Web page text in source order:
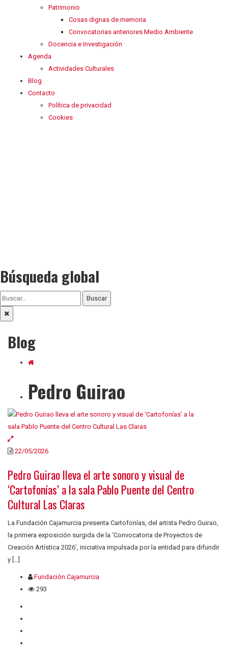
Patrimonio
Cosas dignas de memoria
Convocatorias anteriores Medio Ambiente
Docencia e Investigación
Agenda
Actividades Culturales
Blog
Contacto
Política de privacidad
Cookies
Búsqueda global
Buscar
Blog
Pedro Guirao
22/05/2026
Pedro Guirao lleva el arte sonoro y visual de
‘Cartofonías’ a la sala Pablo Puente del Centro
Cultural Las Claras
La Fundación Cajamurcia presenta Cartofonías, del artista Pedro Guirao,
la primera exposición surgida de la ‘Convocatoria de Proyectos de
Creación Artística 2026’, iniciativa impulsada por la entidad para difundir
y […]
Fundación Cajamurcia
293